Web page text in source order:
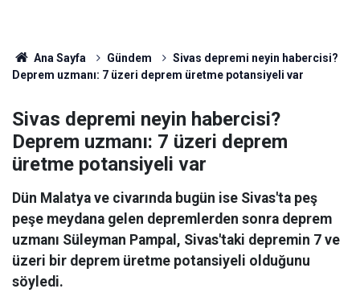
Ana Sayfa Gündem
Sivas depremi neyin habercisi?
Deprem uzmanı: 7 üzeri deprem üretme potansiyeli var
Sivas depremi neyin habercisi?
Deprem uzmanı: 7 üzeri deprem
üretme potansiyeli var
Dün Malatya ve civarında bugün ise Sivas'ta peş
peşe meydana gelen depremlerden sonra deprem
uzmanı Süleyman Pampal, Sivas'taki depremin 7 ve
üzeri bir deprem üretme potansiyeli olduğunu
söyledi.